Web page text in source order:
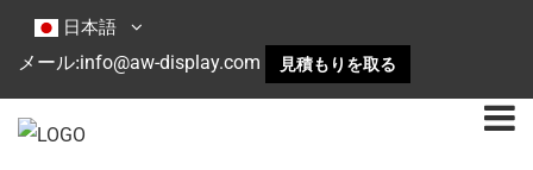
日本語
メール:info@aw-display.com 見積もりを取る